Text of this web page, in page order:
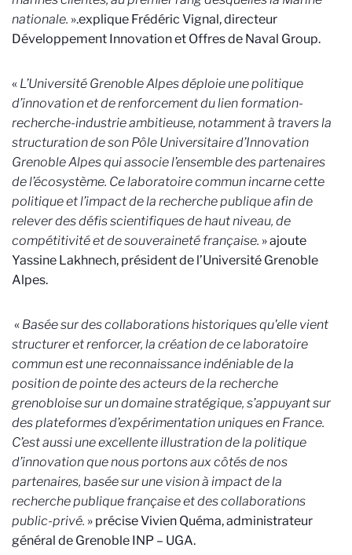
nationale. ».explique Frédéric Vignal, directeur
Développement Innovation et Offres de Naval Group.
« L’Université Grenoble Alpes déploie une politique
d’innovation et de renforcement du lien formation-
recherche-industrie ambitieuse, notamment à travers la
structuration de son Pôle Universitaire d’Innovation
Grenoble Alpes qui associe l’ensemble des partenaires
de l’écosystème. Ce laboratoire commun incarne cette
politique et l’impact de la recherche publique afin de
relever des défis scientifiques de haut niveau, de
compétitivité et de souveraineté française. » ajoute
Yassine Lakhnech, président de l’Université Grenoble
Alpes.
« Basée sur des collaborations historiques qu'elle vient
structurer et renforcer, la création de ce laboratoire
commun est une reconnaissance indéniable de la
position de pointe des acteurs de la recherche
grenobloise sur un domaine stratégique, s’appuyant sur
des plateformes d’expérimentation uniques en France.
C’est aussi une excellente illustration de la politique
d’innovation que nous portons aux côtés de nos
partenaires, basée sur une vision à impact de la
recherche publique française et des collaborations
public-privé. » précise Vivien Quéma, administrateur
général de Grenoble INP – UGA.